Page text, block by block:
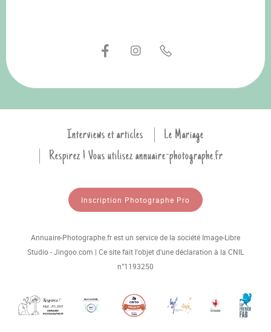
Interviews et articles
Le Mariage
Respirez ! Vous utilisez annuaire-photographe.fr
Inscription Photographe Pro
Annuaire-Photographe.fr est un service de la société Image-Libre
Studio - Jingoo.com | Ce site fait l'objet d'une déclaration à la CNIL
n°1193250